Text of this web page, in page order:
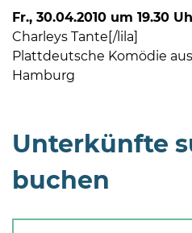
Fr., 30.04.2010 um 19.30
Charleys Tante[/lila]
Plattdeutsche Komödie
Hamburg
Unterkünfte
buchen